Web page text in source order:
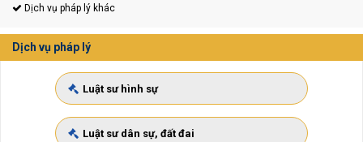
Dịch vụ pháp lý khác
Dịch vụ pháp lý
Luật sư hình sự
Luật sư dân sự, đất đai